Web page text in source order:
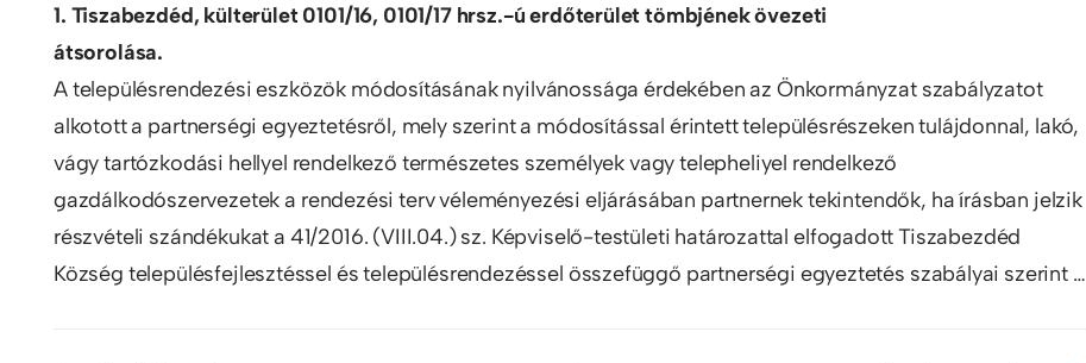
1. Tiszabezdéd, külterület 0101/16, 0101/17 hrsz.-ú erdőterület tömbjének övezeti
átsorolása.
A településrendezési eszközök módosításának nyilvánossága érdekében az Önkormányzat szabályzatot
alkotott a partnerségi egyeztetésről, mely szerint a módosítással érintett településrészeken tulájdonnal, lakó,
vágy tartózkodási hellyel rendelkező természetes személyek vagy telepheliyel rendelkező
gazdálkodószervezetek a rendezési terv véleményezési eljárásában partnernek tekintendők, ha írásban jelzik
részvételi szándékukat a 41/2016. (VIII.04.) sz. Képviselő-testületi határozattal elfogadott Tiszabezdéd
Község településfejlesztéssel és településrendezéssel összefüggő partnerségi egyeztetés szabályai szerint …